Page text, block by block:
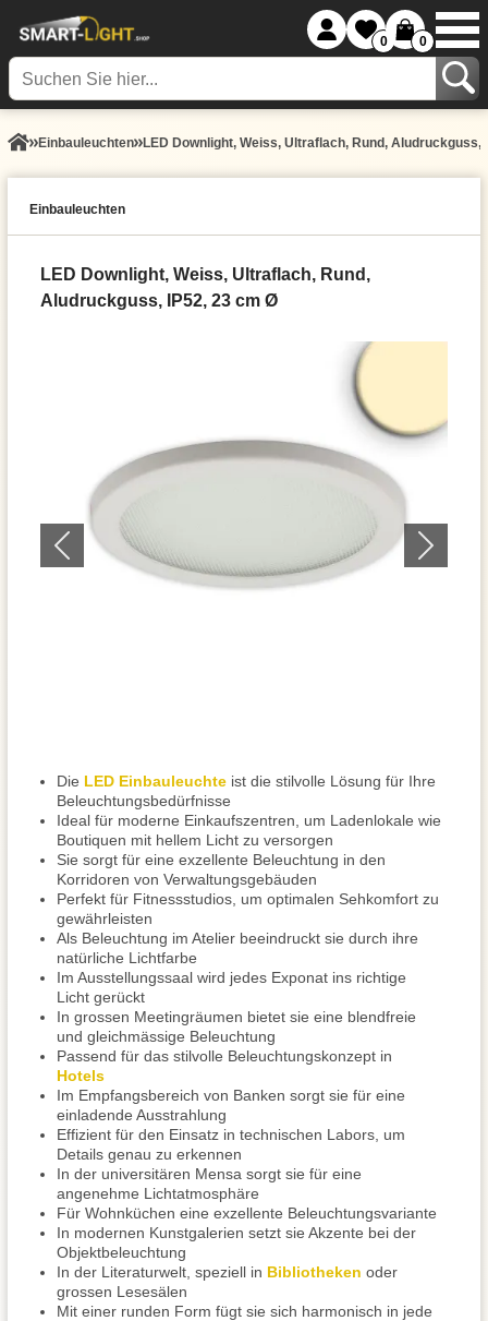
0 0
Einbauleuchten LED Downlight, Weiss, Ultraflach, Rund, Aludruckguss,
Einbauleuchten
LED Downlight, Weiss, Ultraflach, Rund,
Aludruckguss, IP52, 23 cm Ø
Die LED Einbauleuchte ist die stilvolle Lösung für Ihre
Beleuchtungsbedürfnisse
Ideal für moderne Einkaufszentren, um Ladenlokale wie
Boutiquen mit hellem Licht zu versorgen
Sie sorgt für eine exzellente Beleuchtung in den
Korridoren von Verwaltungsgebäuden
Perfekt für Fitnessstudios, um optimalen Sehkomfort zu
gewährleisten
Als Beleuchtung im Atelier beeindruckt sie durch ihre
natürliche Lichtfarbe
Im Ausstellungssaal wird jedes Exponat ins richtige
Licht gerückt
In grossen Meetingräumen bietet sie eine blendfreie
und gleichmässige Beleuchtung
Passend für das stilvolle Beleuchtungskonzept in
Hotels
Im Empfangsbereich von Banken sorgt sie für eine
einladende Ausstrahlung
Effizient für den Einsatz in technischen Labors, um
Details genau zu erkennen
In der universitären Mensa sorgt sie für eine
angenehme Lichtatmosphäre
Für Wohnküchen eine exzellente Beleuchtungsvariante
In modernen Kunstgalerien setzt sie Akzente bei der
Objektbeleuchtung
In der Literaturwelt, speziell in Bibliotheken oder
grossen Lesesälen
Mit einer runden Form fügt sie sich harmonisch in jede